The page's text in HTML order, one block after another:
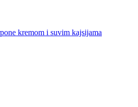
kremom i suvim kajsijama